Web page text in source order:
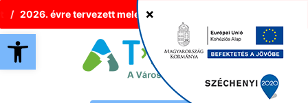
Eszköztár megnyitása
2026. évre tervezett melegvíz-korlátozások Tatabányán